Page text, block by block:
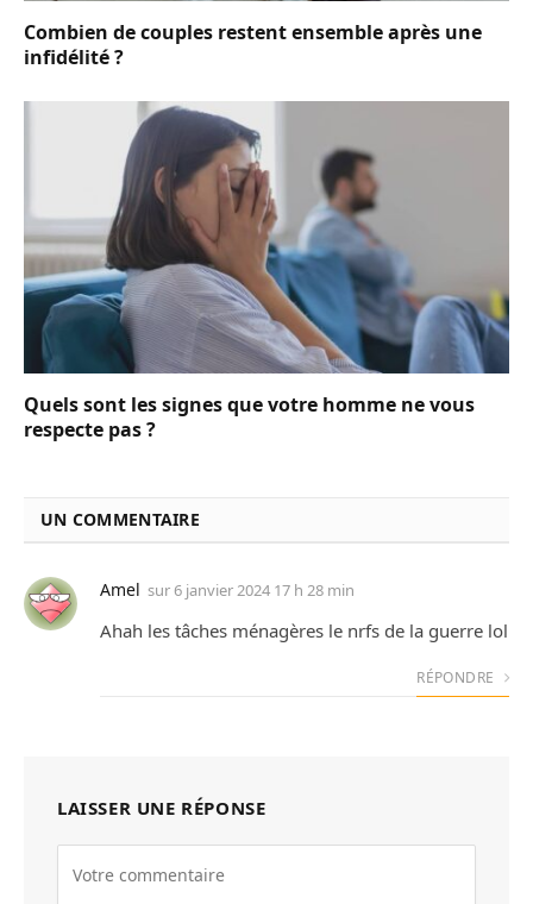
Combien de couples restent ensemble après une
infidélité ?
Quels sont les signes que votre homme ne vous
respecte pas ?
UN COMMENTAIRE
Amel sur6 janvier 2024 17 h 28 min
Ahah les tâches ménagères le nrfs de la guerre lol
RÉPONDRE
LAISSER UNE RÉPONSE